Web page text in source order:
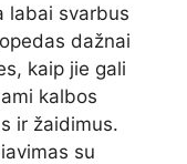
labai svarbus
dažnai
kaip jie gali
kalbos
ir žaidimus.
su